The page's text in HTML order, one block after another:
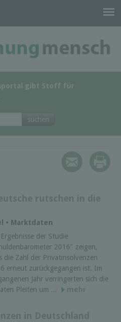
gibt Stoff für
rutschen in die
• Marktdaten
der Studie
2016" zeigen,
die Zahl der Privatinsolvenzen
erneut zurückgegangen ist. Im
Jahr verringerten sich die
Pleiten um ...
mehr
in Deutschland